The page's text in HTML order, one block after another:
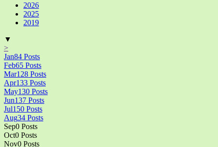
2026
2025
2019
▼
>
Jan84 Posts
Feb65 Posts
Mar128 Posts
Apr133 Posts
May130 Posts
Jun137 Posts
Jul150 Posts
Aug34 Posts
Sep0 Posts
Oct0 Posts
Nov0 Posts